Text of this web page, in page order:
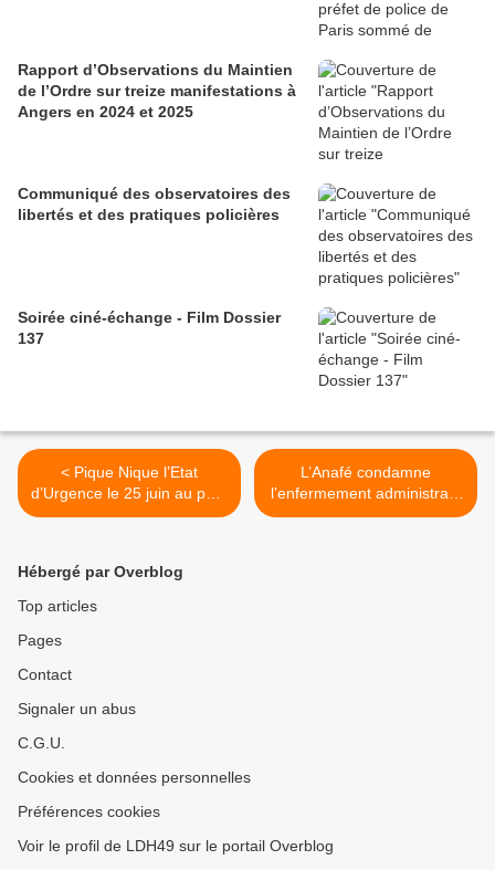
Rapport d’Observations du Maintien
de l’Ordre sur treize manifestations à
Angers en 2024 et 2025
Communiqué des observatoires des
libertés et des pratiques policières
Soirée ciné-échange - Film Dossier
137
< Pique Nique l’Etat
d’Urgence le 25 juin au parc
Balzac à Angers
L’Anafé condamne
l’enfermement administratif
des étrangers aux
Hébergé par Overblog
Top articles
Pages
Contact
Signaler un abus
C.G.U.
Cookies et données personnelles
Préférences cookies
Voir le profil de LDH49 sur le portail Overblog